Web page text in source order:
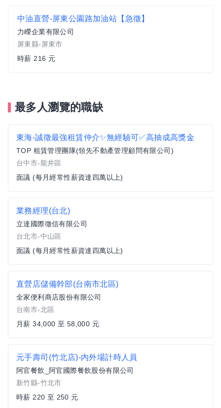
中油直營-屏東公園路加油站【急徵】
力嶸企業有限公司
屏東縣-屏東市
時薪 216 元
最多人瀏覽的職缺
東海-誠徵最強租賃仲介✨無經驗可✅高抽成高獎金
TOP 租賃管理團隊(領先不動產管理顧問有限公司)
台中市-龍井區
面議 (每月經常性薪資達四萬以上)
業務經理(台北)
立達國際徵信有限公司
台北市-中山區
面議 (每月經常性薪資達四萬以上)
直營店儲備幹部(台南市北區)
全家便利商店股份有限公司
台南市-北區
月薪 34,000 至 58,000 元
元手壽司(竹北店)-內外場計時人員
阿官餐飲_阿官國際餐飲股份有限公司
新竹縣-竹北市
時薪 220 至 250 元